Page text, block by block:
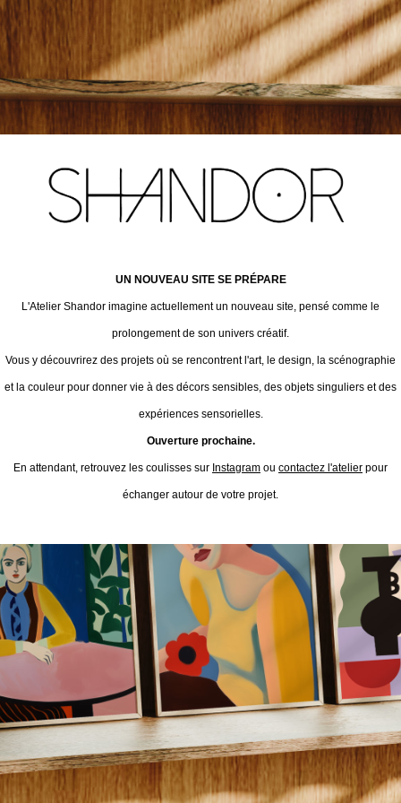
UN NOUVEAU SITE SE PRÉPARE
L'Atelier Shandor imagine actuellement un nouveau site, pensé comme le
prolongement de son univers créatif.
Vous y découvrirez des projets où se rencontrent l'art, le design, la scénographie
et la couleur pour donner vie à des décors sensibles, des objets singuliers et des
expériences sensorielles.
Ouverture prochaine.
En attendant, retrouvez les coulisses sur Instagram ou contactez l'atelier pour
échanger autour de votre projet.